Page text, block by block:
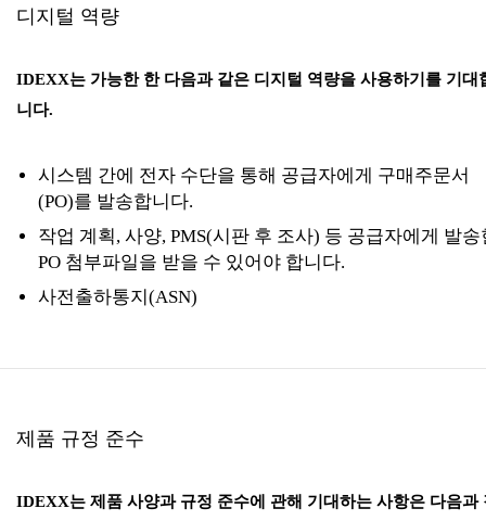
디지털 역량
IDEXX는 가능한 한 다음과 같은 디지털 역량을 사용하기를 기대
니다.
시스템 간에 전자 수단을 통해 공급자에게 구매주문서
(PO)를 발송합니다.
작업 계획, 사양, PMS(시판 후 조사) 등 공급자에게 발송
PO 첨부파일을 받을 수 있어야 합니다.
사전출하통지(ASN)
제품 규정 준수
IDEXX는 제품 사양과 규정 준수에 관해 기대하는 사항은 다음과